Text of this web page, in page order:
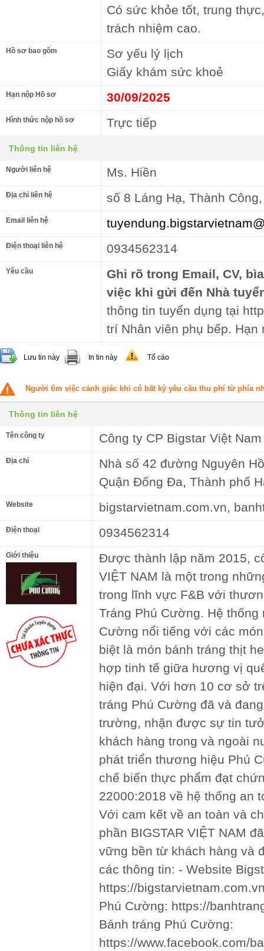
Có sức khỏe tốt, trung
trách nhiệm cao.
Hồ sơ bao gồm
Sơ yếu lý lịch
Giấy khám sức khoẻ
Hạn nộp Hồ sơ 30/09/2025
Hình thức nộp hồ sơ Trực tiếp
Thông tin liên hệ
Người liên hệ Ms. Hiền
Địa chỉ liên hệ số 8 Láng Hạ, Thành
Email liên hệ
Điện thoại liên hệ 0934562314
Yêu cầu
Ghi rõ trong Email, CV,
việc khi gửi đến Nhà
thông tin tuyển dụng tại
trí Nhân viên phụ bếp. Hạn
Lưu tin này In tin này Tố cáo
Người tìm việc cảnh giác khi có bất kỳ yêu cầu thu phí từ phía
Thông tin liên hệ
Tên công ty Công ty CP Bigstar Việt Nam
Địa chỉ
Nhà số 42 đường Nguyên
Quận Đống Đa, Thành phố
Website bigstarvietnam.com.vn,
Điện thoại 0934562314
Giới thiệu
Được thành lập năm 2015,
VIỆT NAM là một trong
trong lĩnh vực F&B với
Tráng Phú Cường. Hệ thống
Cường nổi tiếng với các
biệt là món bánh tráng thịt
hợp tinh tế giữa hương vị
hiện đại. Với hơn 10 cơ sở
tráng Phú Cường đã và
trường, nhận được sự tin
khách hàng trong và ngoài
phát triển thương hiệu Phú
chế biến thực phẩm đạt
22000:2018 về hệ thống an
Với cam kết về an toàn và
phần BIGSTAR VIỆT NAM
vững bền từ khách hàng và
các thông tin: - Website
https://
Phú Cường: https://
Bánh tráng Phú Cường:
https://www.facebook.com/